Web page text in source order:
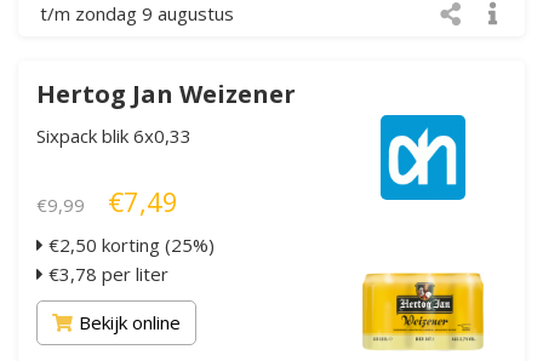
t/m zondag 9 augustus
Hertog Jan Weizener
Sixpack blik 6x0,33
€9,99 €7,49
€2,50 korting (25%)
€3,78 per liter
Bekijk online